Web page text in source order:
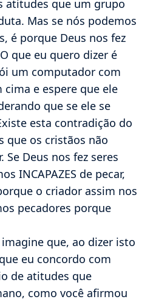
atitudes que um grupo
Mas se nós podemos
é porque Deus nos fez
que eu quero dizer é
um computador com
e espere que ele
que se ele se
esta contradição do
que os cristãos não
Se Deus nos fez seres
INCAPAZES de pecar,
o criador assim nos
pecadores porque
que, ao dizer isto
eu concordo com
de atitudes que
como você afirmou